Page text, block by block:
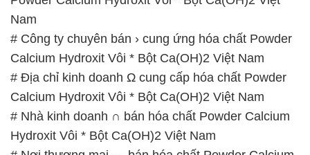
Calcium Hydroxit Vôi * Bột Ca(OH)2 Việt Nam
# Nhà kinh doanh ∩ bán hóa chất Powder Calcium
Hydroxit Vôi * Bột Ca(OH)2 Việt Nam
# Nơi thương mại ↔ bán hóa chất Powder Calcium
Hydroxit Vôi * Bột Ca(OH)2 Việt Nam
# Công ty chuyên cung cấp ( cung ứng ) hóa chất
Powder Calcium Hydroxit Vôi * Bột Ca(OH)2 Việt
Nam